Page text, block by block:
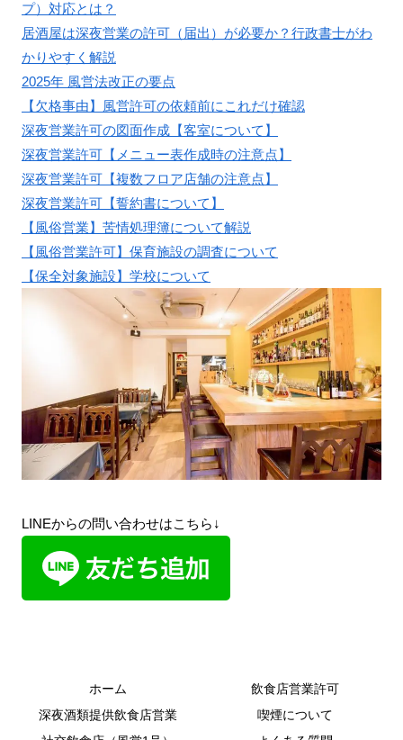
プ）対応とは？
居酒屋は深夜営業の許可（届出）が必要か？行政書士がわ
かりやすく解説
2025年 風営法改正の要点
【欠格事由】風営許可の依頼前にこれだけ確認
深夜営業許可の図面作成【客室について】
深夜営業許可【メニュー表作成時の注意点】
深夜営業許可【複数フロア店舗の注意点】
深夜営業許可【誓約書について】
【風俗営業】苦情処理簿について解説
【風俗営業許可】保育施設の調査について
【保全対象施設】学校について
LINEからの問い合わせはこちら↓
ホーム
飲食店営業許可
深夜酒類提供飲食店営業
喫煙について